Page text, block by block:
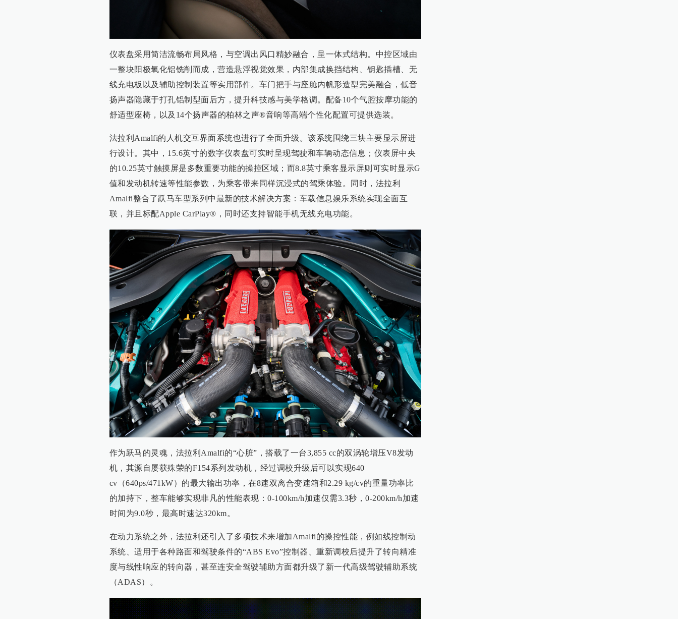
仪表盘采用简洁流畅布局风格，与空调出风口精妙融合，呈一体式结构。中控区域由
一整块阳极氧化铝铣削而成，营造悬浮视觉效果，内部集成换挡结构、钥匙插槽、无
线充电板以及辅助控制装置等实用部件。车门把手与座舱内帆形造型完美融合，低音
扬声器隐藏于打孔铝制型面后方，提升科技感与美学格调。配备10个气腔按摩功能的
舒适型座椅，以及14个扬声器的柏林之声®音响等高端个性化配置可提供选装。
法拉利Amalfi的人机交互界面系统也进行了全面升级。该系统围绕三块主要显示屏进
行设计。其中，15.6英寸的数字仪表盘可实时呈现驾驶和车辆动态信息；仪表屏中央
的10.25英寸触摸屏是多数重要功能的操控区域；而8.8英寸乘客显示屏则可实时显示G
值和发动机转速等性能参数，为乘客带来同样沉浸式的驾乘体验。同时，法拉利
Amalfi整合了跃马车型系列中最新的技术解决方案：车载信息娱乐系统实现全面互
联，并且标配Apple CarPlay®，同时还支持智能手机无线充电功能。
作为跃马的灵魂，法拉利Amalfi的“心脏”，搭载了一台3,855 cc的双涡轮增压V8发动
机，其源自屡获殊荣的F154系列发动机，经过调校升级后可以实现640
cv（640ps/471kW）的最大输出功率，在8速双离合变速箱和2.29 kg/cv的重量功率比
的加持下，整车能够实现非凡的性能表现：0-100km/h加速仅需3.3秒，0-200km/h加速
时间为9.0秒，最高时速达320km。
在动力系统之外，法拉利还引入了多项技术来增加Amalfi的操控性能，例如线控制动
系统、适用于各种路面和驾驶条件的“ABS Evo”控制器、重新调校后提升了转向精准
度与线性响应的转向器，甚至连安全驾驶辅助方面都升级了新一代高级驾驶辅助系统
（ADAS）。